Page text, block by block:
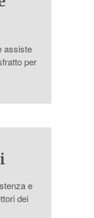
assiste
per
e
dei